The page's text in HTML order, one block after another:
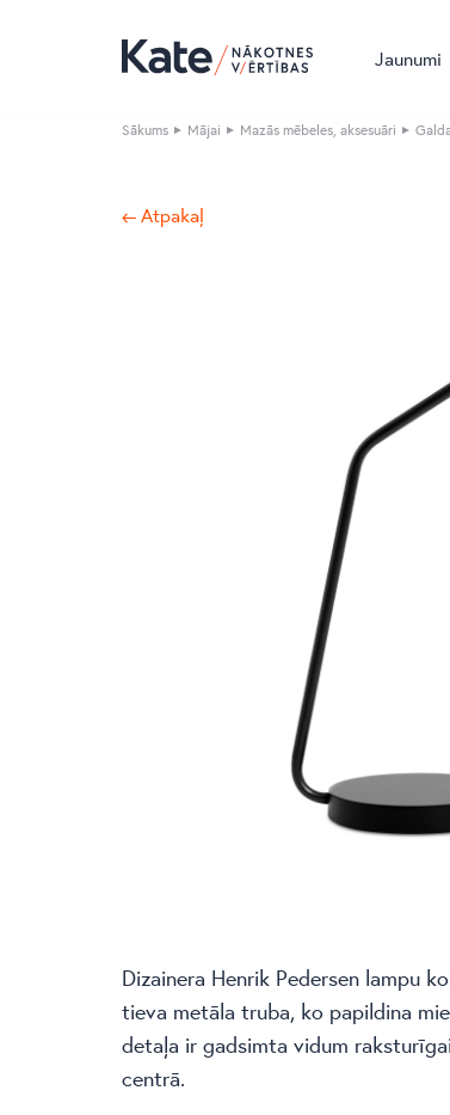
Jaunumi
Sākums Mājai Mazās mēbeles, aksesuāri
← Atpakaļ
Dizainera Henrik Pedersen lampu
tieva metāla truba, ko papildina
detaļa ir gadsimta vidum
centrā.